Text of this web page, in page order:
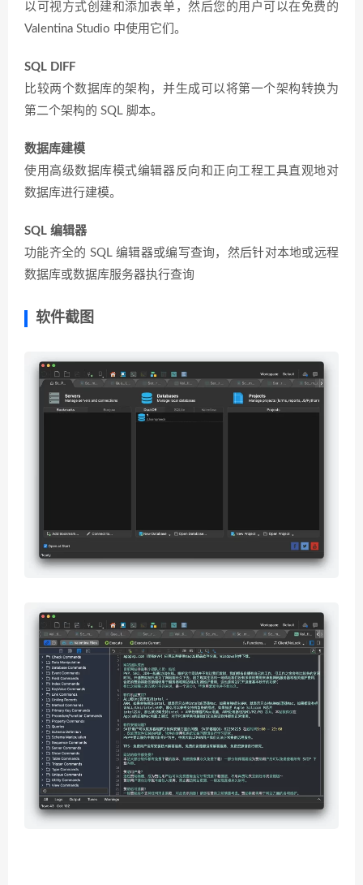
以可视方式创建和添加表单，然后您的用户可以在免费的
Valentina Studio 中使用它们。
SQL DIFF
比较两个数据库的架构，并生成可以将第一个架构转换为
第二个架构的 SQL 脚本。
数据库建模
使用高级数据库模式编辑器反向和正向工程工具直观地对
数据库进行建模。
SQL 编辑器
功能齐全的 SQL 编辑器或编写查询，然后针对本地或远程
数据库或数据库服务器执行查询
软件截图